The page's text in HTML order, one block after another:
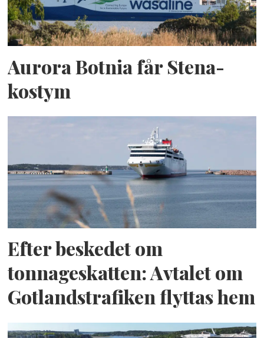
Aurora Botnia får Stena-
kostym
Efter beskedet om
tonnageskatten: Avtalet om
Gotlandstrafiken flyttas hem